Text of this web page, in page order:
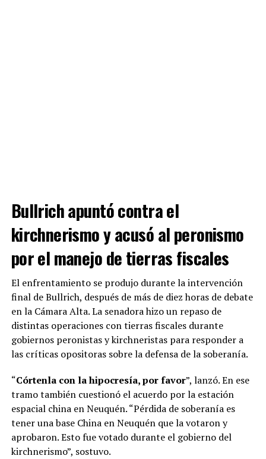
Bullrich apuntó contra el
kirchnerismo y acusó al peronismo
por el manejo de tierras fiscales
El enfrentamiento se produjo durante la intervención
final de Bullrich, después de más de diez horas de debate
en la Cámara Alta. La senadora hizo un repaso de
distintas operaciones con tierras fiscales durante
gobiernos peronistas y kirchneristas para responder a
las críticas opositoras sobre la defensa de la soberanía.
“Córtenla con la hipocresía, por favor”, lanzó. En ese
tramo también cuestionó el acuerdo por la estación
espacial china en Neuquén. “Pérdida de soberanía es
tener una base China en Neuquén que la votaron y
aprobaron. Esto fue votado durante el gobierno del
kirchnerismo”, sostuvo.